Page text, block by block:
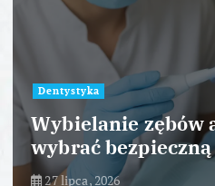
Dentystyka
Wybielanie zębów
wybrać
27 lipca, 2026